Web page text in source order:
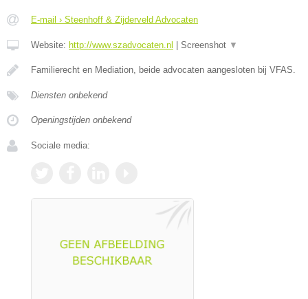
E-mail › Steenhoff & Zijderveld Advocaten
Website: http://www.szadvocaten.nl | Screenshot ▼
Familierecht en Mediation, beide advocaten aangesloten bij VFAS.
Diensten onbekend
Openingstijden onbekend
Sociale media: